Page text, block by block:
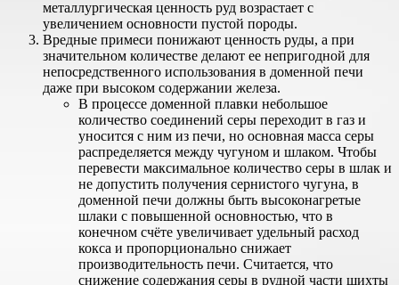
металлургическая ценность руд возрастает с
увеличением основности пустой породы.
Вредные примеси понижают ценность руды, а при
значительном количестве делают ее непригодной для
непосредственного использования в доменной печи
даже при высоком содержании железа.
В процессе доменной плавки небольшое
количество соединений серы переходит в газ и
уносится с ним из печи, но основная масса серы
распределяется между чугуном и шлаком. Чтобы
перевести максимальное количество серы в шлак и
не допустить получения сернистого чугуна, в
доменной печи должны быть высоконагретые
шлаки с повышенной основностью, что в
конечном счёте увеличивает удельный расход
кокса и пропорционально снижает
производительность печи. Считается, что
снижение содержания серы в рудной части шихты